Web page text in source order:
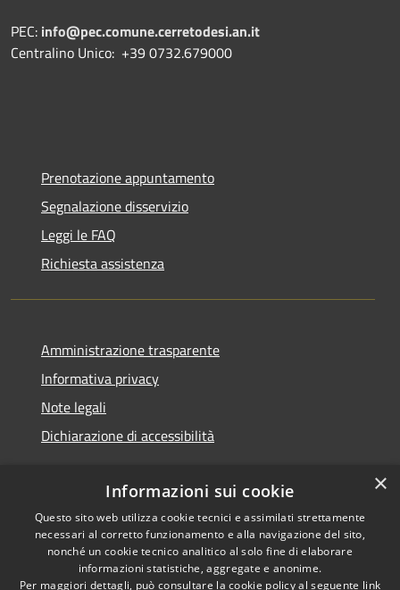
PEC: info@pec.comune.cerretodesi.an.it
Centralino Unico: +39 0732.679000
Prenotazione appuntamento
Segnalazione disservizio
Leggi le FAQ
Richiesta assistenza
Amministrazione trasparente
Informativa privacy
Note legali
Dichiarazione di accessibilità
RSS
Accessibilità
Copyright © 2026 • Comune di
Cerreto d'Esi • Powered by
Municipium•Accesso
×
Informazioni sui cookie
Questo sito web utilizza cookie tecnici e assimilati strettamente
necessari al corretto funzionamento e alla navigazione del sito,
nonché un cookie tecnico analitico al solo fine di elaborare
informazioni statistiche, aggregate e anonime.
Per maggiori dettagli, può consultare la cookie policy al seguente link